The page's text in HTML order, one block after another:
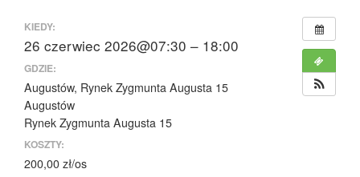
KIEDY:
26 czerwiec 2026@07:30 – 18:00
GDZIE:
Augustów, Rynek Zygmunta Augusta 15
Augustów
Rynek Zygmunta Augusta 15
KOSZTY:
200,00 zł/os